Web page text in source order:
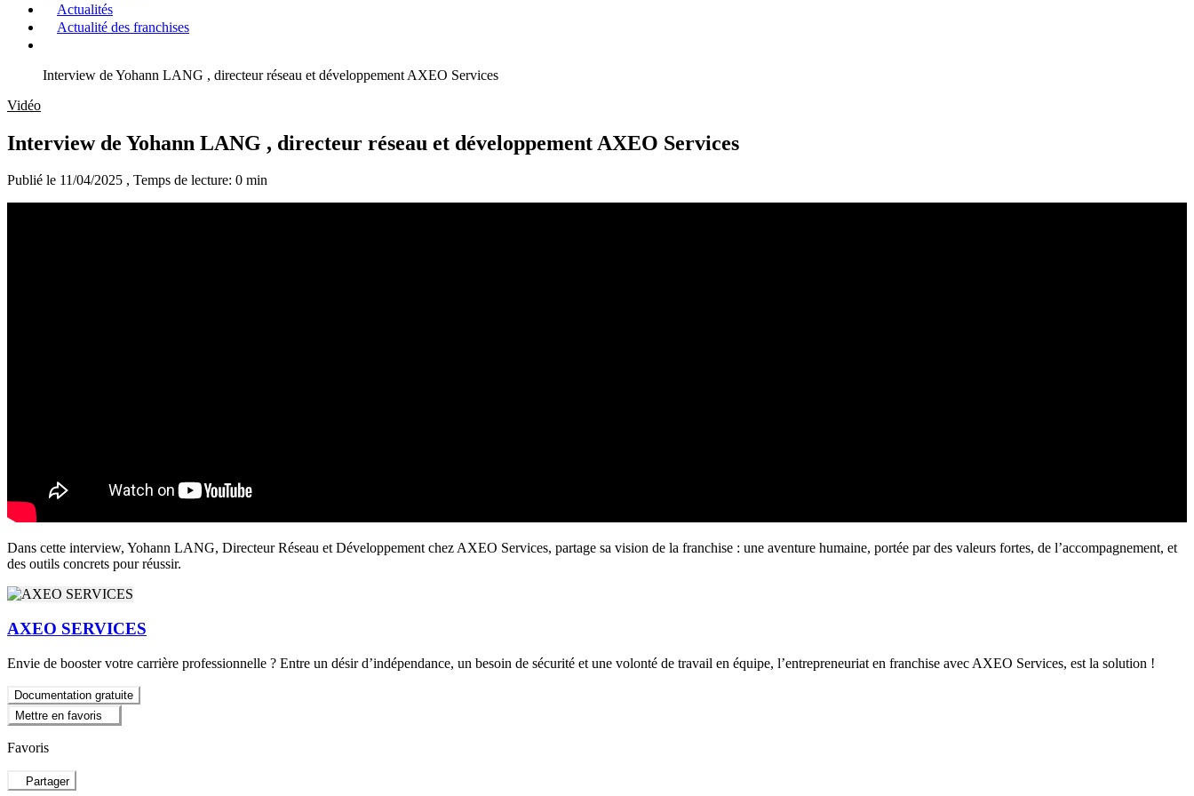
Actualités
Actualité des franchises
Interview de Yohann LANG , directeur réseau et développement AXEO Services
Vidéo
Interview de Yohann LANG , directeur réseau et développement AXEO Services
Publié le 11/04/2025 , Temps de lecture: 0 min
Dans cette interview, Yohann LANG, Directeur Réseau et Développement chez AXEO Services, partage sa vision de la franchise : une aventure humaine, portée par des valeurs fortes, de l’accompagnement, et
des outils concrets pour réussir.
AXEO SERVICES
Envie de booster votre carrière professionnelle ? Entre un désir d’indépendance, un besoin de sécurité et une volonté de travail en équipe, l’entrepreneuriat en franchise avec AXEO Services, est la solution !
Documentation gratuite
Mettre en favoris
Favoris
Partager